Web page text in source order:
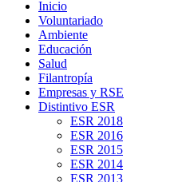
Inicio
Voluntariado
Ambiente
Educación
Salud
Filantropía
Empresas y RSE
Distintivo ESR
ESR 2018
ESR 2016
ESR 2015
ESR 2014
ESR 2013